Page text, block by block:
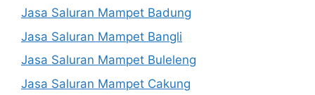
Jasa Saluran Mampet Badung
Jasa Saluran Mampet Bangli
Jasa Saluran Mampet Buleleng
Jasa Saluran Mampet Cakung